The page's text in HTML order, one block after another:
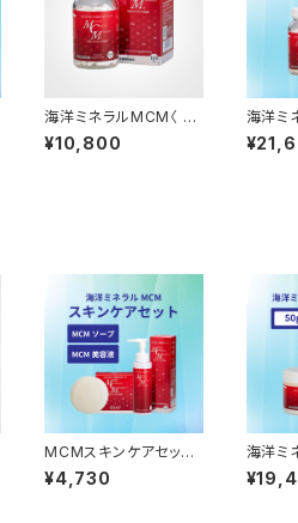
海洋ミネラルMCM〈 ハ
ードカプセル 〉
¥10,800
海洋ミ
ードカ
ト
MCMスキンケアセット〈
ソープ + 美容液 〉
¥4,730
海洋ミ
末 50g